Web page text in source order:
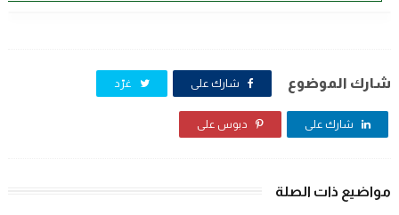
شارك الموضوع شارك على غرّد
شارك على دبوس على
مواضيع ذات الصلة